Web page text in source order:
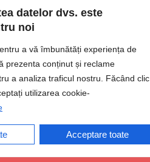
datelor dvs. este
noi
a vă îmbunătăți experiența de
prezenta conținut și reclame
a analiza traficul nostru. Făcând clic
utilizarea cookie-
Acceptare toate
Dă sens omului din tine!